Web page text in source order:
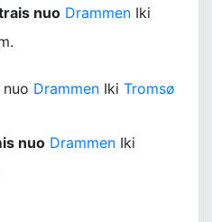
nuo Drammen Iki
Drammen Iki Tromsø
nuo Drammen Iki